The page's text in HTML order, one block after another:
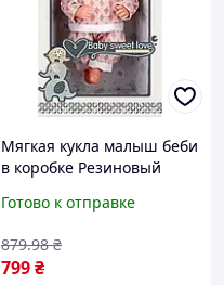
Мягкая кукла малыш беби
в коробке Резиновый
с подвижными частями
Готово к отправке
799₴
879.98 ₴